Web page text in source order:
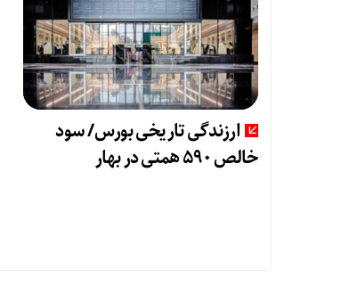
ارزندگی تاریخی بورس/ سود
خالص ۵۹۰ همتی در بهار